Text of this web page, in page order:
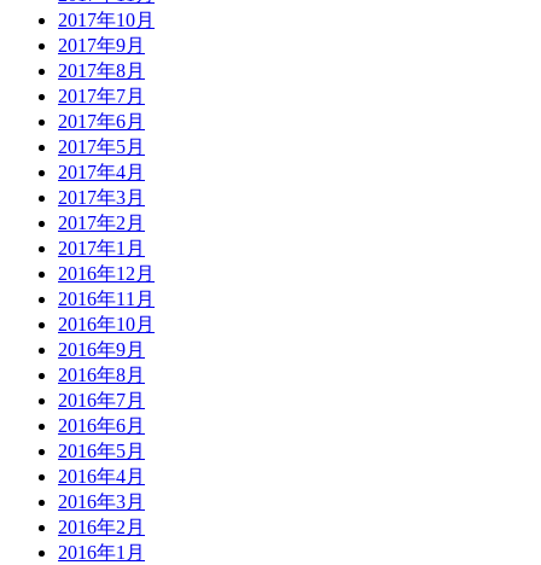
2017年10月
2017年9月
2017年8月
2017年7月
2017年6月
2017年5月
2017年4月
2017年3月
2017年2月
2017年1月
2016年12月
2016年11月
2016年10月
2016年9月
2016年8月
2016年7月
2016年6月
2016年5月
2016年4月
2016年3月
2016年2月
2016年1月